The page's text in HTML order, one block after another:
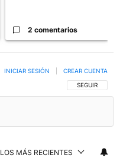
2 comentarios
SIGA ESTA
SEGUIR
INICIAR SESIÓN CREAR CUENTA
LOS MÁS RECIENTES